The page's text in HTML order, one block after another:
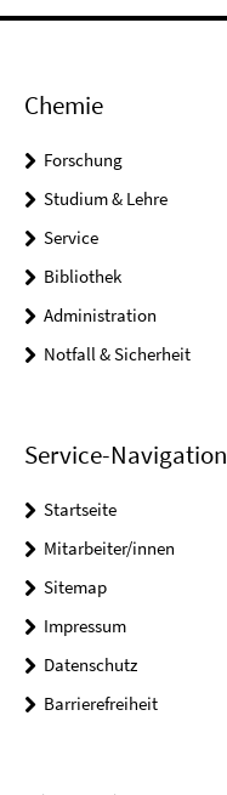
Chemie
Forschung
Studium & Lehre
Service
Bibliothek
Administration
Notfall & Sicherheit
Service-Navigation
Startseite
Mitarbeiter/innen
Sitemap
Impressum
Datenschutz
Barrierefreiheit